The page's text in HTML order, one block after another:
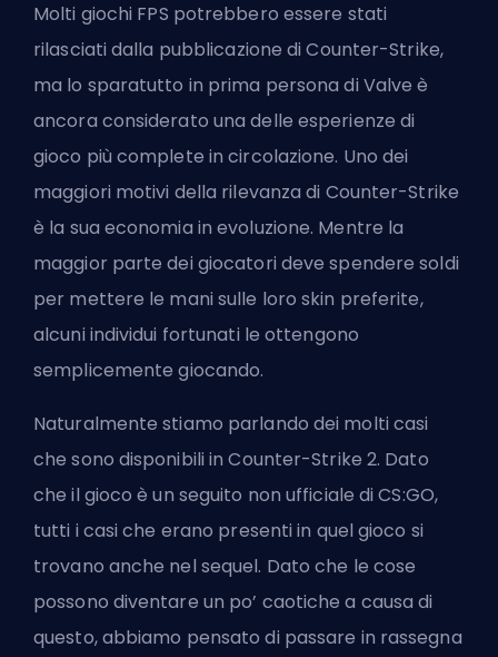
Molti giochi FPS potrebbero essere stati
rilasciati dalla pubblicazione di Counter-Strike,
ma lo sparatutto in prima persona di Valve è
ancora considerato una delle esperienze di
gioco più complete in circolazione. Uno dei
maggiori motivi della rilevanza di Counter-Strike
è la sua economia in evoluzione. Mentre la
maggior parte dei giocatori deve spendere soldi
per mettere le mani sulle loro skin preferite,
alcuni individui fortunati le ottengono
semplicemente giocando.
Naturalmente stiamo parlando dei molti casi
che sono disponibili in Counter-Strike 2. Dato
che il gioco è un seguito non ufficiale di CS:GO,
tutti i casi che erano presenti in quel gioco si
trovano anche nel sequel. Dato che le cose
possono diventare un po’ caotiche a causa di
questo, abbiamo pensato di passare in rassegna